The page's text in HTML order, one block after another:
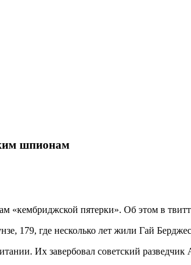
шпионам
«кембриджской пятерки». Об этом в
179, где несколько лет жили Гай
Их завербовал советский